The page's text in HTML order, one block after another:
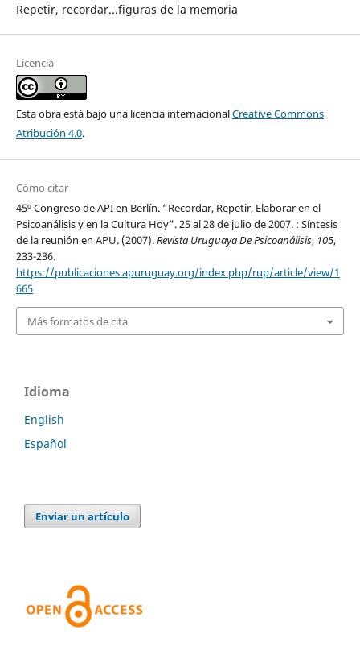
Repetir, recordar...figuras de la memoria
Licencia
Esta obra está bajo una licencia internacionalCreative Commons
Atribución 4.0.
Cómo citar
45º Congreso de API en Berlín. “Recordar, Repetir, Elaborar en el
Psicoanálisis y en la Cultura Hoy”. 25 al 28 de julio de 2007. : Síntesis
de la reunión en APU. (2007).Revista Uruguaya De Psicoanálisis, 105,
233-236.
https://publicaciones.apuruguay.org/index.php/rup/article/view/1
665
Más formatos de cita
Idioma
English
Español
Enviar un artículo